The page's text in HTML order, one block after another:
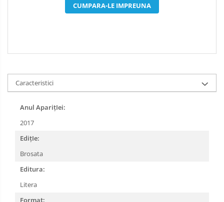
CUMPARA-LE IMPREUNA
Caracteristici
Anul AparițIei:
2017
EdițIe:
Brosata
Editura:
Litera
Format: